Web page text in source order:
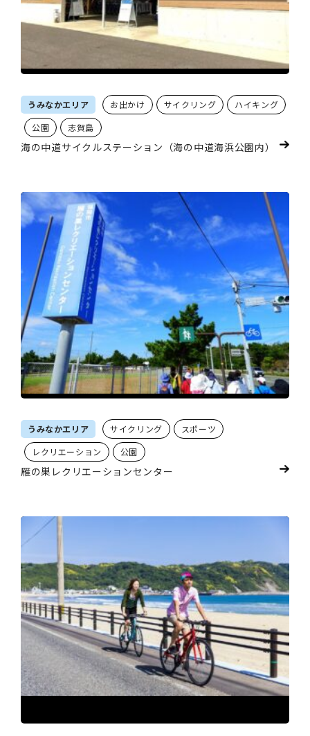
うみなかエリア お出かけ サイクリング
ハイキング
公園
志賀島
海の中道サイクルステーション（海の中道海浜公園内）
うみなかエリア サイクリング
スポーツ
レクリエーション
公園
雁の巣レクリエーションセンター